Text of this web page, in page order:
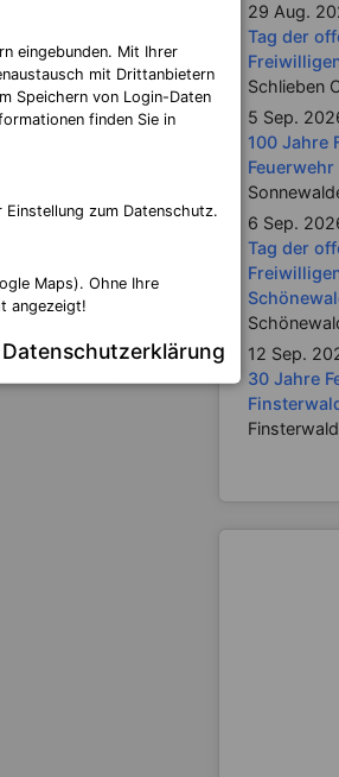
nächster Beitrag:
technischem Defekt
29 Aug.
Tag der
Schlieben
5 Sep.
100 Jahre
6 Sep.
Tag der
12 Sep.
30 Jahre
eingebunden. Mit Ihrer
mit Drittanbietern
Speichern von Login-Daten
finden Sie in
zum Datenschutz.
Maps). Ohne Ihre
angezeigt!
Datenschutzerklärung